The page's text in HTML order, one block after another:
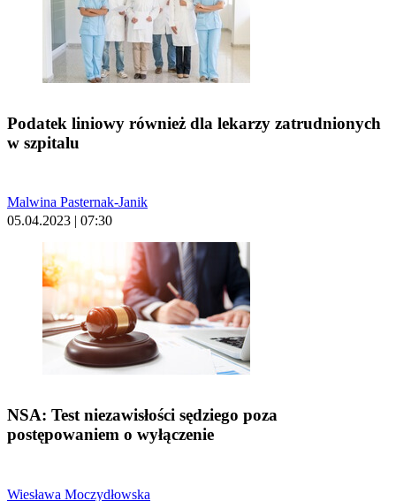
Podatek liniowy również dla lekarzy zatrudnionych
w szpitalu
Malwina Pasternak-Janik
05.04.2023 | 07:30
NSA: Test niezawisłości sędziego poza
postępowaniem o wyłączenie
Wiesława Moczydłowska